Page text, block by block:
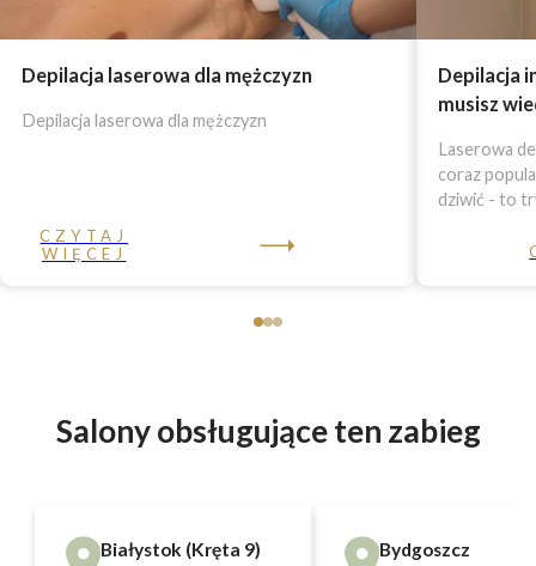
Depilacja laserowa dla mężczyzn
Depilacja laserowa dla mężczyzn
CZYTAJ
WIĘCEJ
Depilacja
musisz
Laserowa
coraz
dziwić - to
Salony obsługujące ten zabieg
Białystok (Kręta 9)
Bydgoszcz